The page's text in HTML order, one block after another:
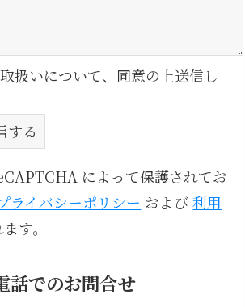
扱いについて、同意の上送信し
によって保護されてお
ライバシーポリシー および利用
す。
話でのお問合せ